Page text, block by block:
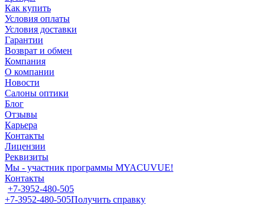
Как купить
Условия оплаты
Условия доставки
Гарантии
Возврат и обмен
Компания
О компании
Новости
Салоны оптики
Блог
Отзывы
Карьера
Контакты
Лицензии
Реквизиты
Мы - участник программы MYACUVUE!
Контакты
+7-3952-480-505
+7-3952-480-505Получить справку